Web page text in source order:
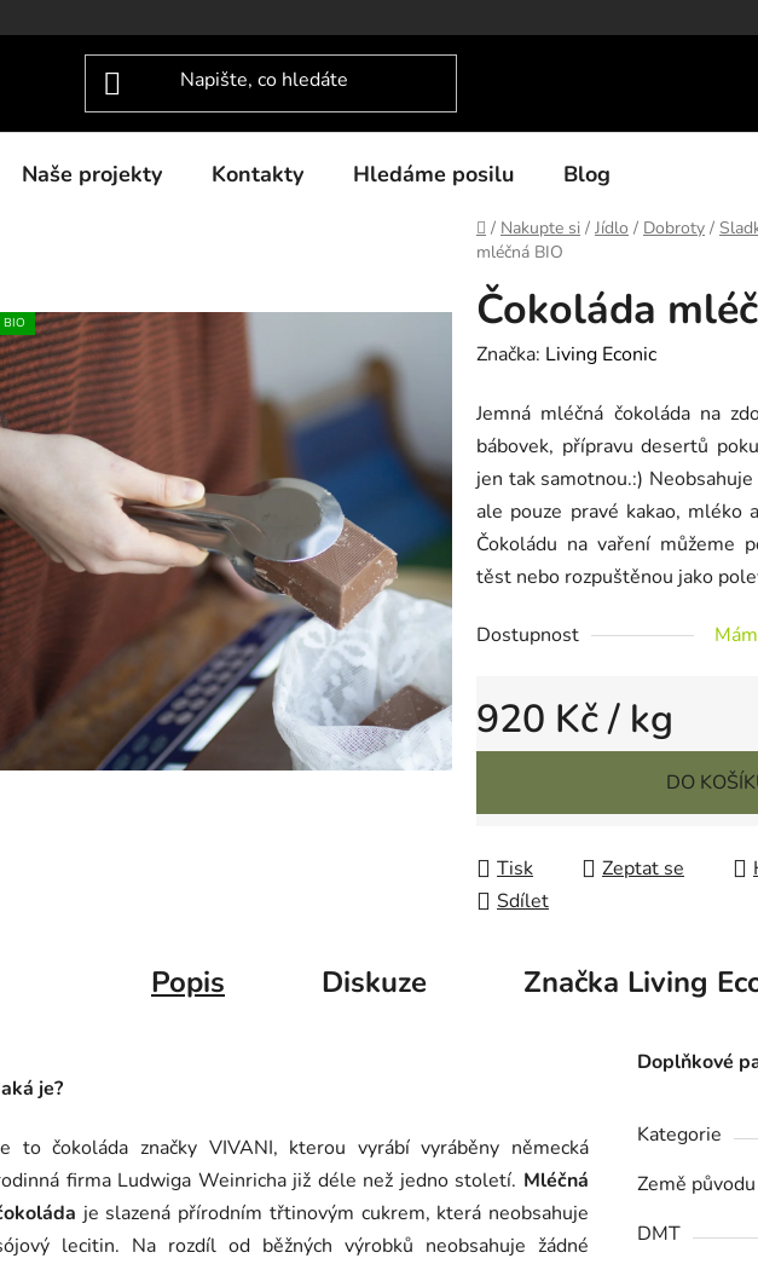
Naše projekty Kontakty Hledáme posilu Blog
Domů
/ Nakupte si / Jídlo / Dobroty /
mléčná BIO
Čokoláda
Značka: Living Econic
Jemná mléčná čokoláda na
bábovek, přípravu desertů
jen tak samotnou.:)
ale pouze pravé kakao, mléko
Čokoládu na vaření můžeme
těst nebo rozpuštěnou jako
Dostupnost
920 Kč/ kg
Měrná cena:
DO
Tisk Zeptat se
Sdílet
BIO
Popis Diskuze Značka Living
je?
to čokoláda značky VIVANI, kterou vyrábí vyráběny německá
firma Ludwiga Weinricha již déle než jedno století. Mléčná
je slazená přírodním třtinovým cukrem, která neobsahuje
lecitin. Na rozdíl od běžných výrobků neobsahuje žádné
Doplňkové
Kategorie
Země původu
DMT